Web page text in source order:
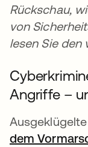
Rückschau,
von
lesen Sie den
Angriffe –
dem